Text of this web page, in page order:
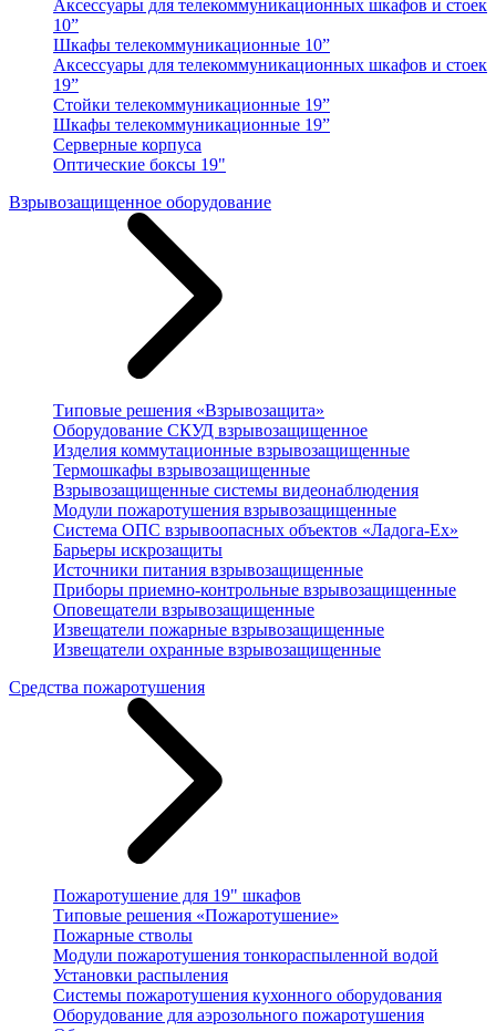
Аксессуары для телекоммуникационных шкафов и стоек
10”
Шкафы телекоммуникационные 10”
Аксессуары для телекоммуникационных шкафов и стоек
19”
Стойки телекоммуникационные 19”
Шкафы телекоммуникационные 19”
Серверные корпуса
Оптические боксы 19"
Взрывозащищенное оборудование
Типовые решения «Взрывозащита»
Оборудование СКУД взрывозащищенное
Изделия коммутационные взрывозащищенные
Термошкафы взрывозащищенные
Взрывозащищенные системы видеонаблюдения
Модули пожаротушения взрывозащищенные
Система ОПС взрывоопасных объектов «Ладога-Ex»
Барьеры искрозащиты
Источники питания взрывозащищенные
Приборы приемно-контрольные взрывозащищенные
Оповещатели взрывозащищенные
Извещатели пожарные взрывозащищенные
Извещатели охранные взрывозащищенные
Средства пожаротушения
Пожаротушение для 19" шкафов
Типовые решения «Пожаротушение»
Пожарные стволы
Модули пожаротушения тонкораспыленной водой
Установки распыления
Системы пожаротушения кухонного оборудования
Оборудование для аэрозольного пожаротушения